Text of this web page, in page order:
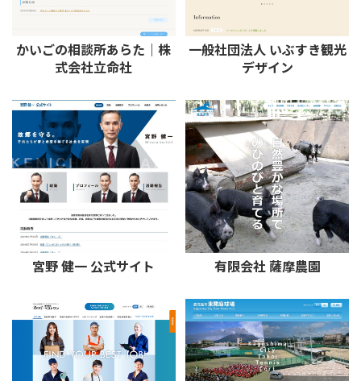
かいごの相談所あらた｜株
式会社立命社
一般社団法人 いぶすき観光
デザイン
宮野 健一 公式サイト 有限会社 薩摩農園